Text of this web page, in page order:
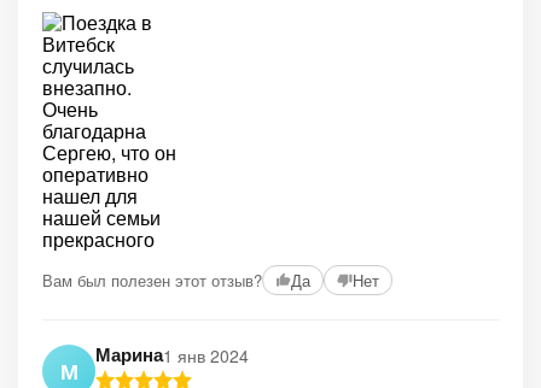
Вам был полезен этот отзыв? Да Нет
М
Марина1 янв 2024